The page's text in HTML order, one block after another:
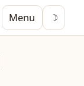
Menu ☽